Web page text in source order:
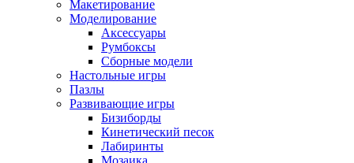
Макетирование
Моделирование
Аксессуары
Румбоксы
Сборные модели
Настольные игры
Пазлы
Развивающие игры
Бизиборды
Кинетический песок
Лабиринты
Мозаика